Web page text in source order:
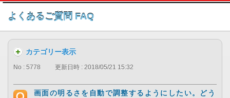
このページの本文へ
よくあるご質問 FAQ
カテゴリー表示
No : 5778 更新日時 : 2018/05/21 15:32
画面の明るさを自動で調整するようにしたい。どう